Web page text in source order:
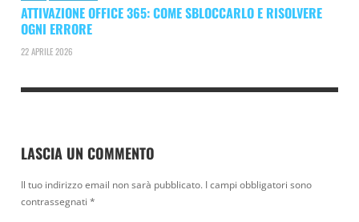
ATTIVAZIONE OFFICE 365: COME SBLOCCARLO E RISOLVERE
OGNI ERRORE
22 APRILE 2026
LASCIA UN COMMENTO
Il tuo indirizzo email non sarà pubblicato. I campi obbligatori sono
contrassegnati *